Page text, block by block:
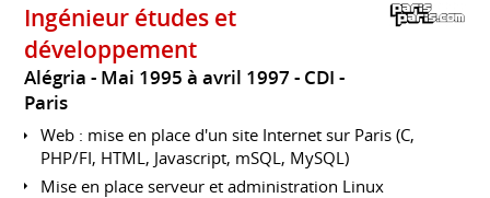
Ingénieur études et
développement
Alégria Mai 1995 à avril 1997 CDI
Paris
Web : mise en place d'un site Internet sur Paris (C,
PHP/FI, HTML, Javascript, mSQL, MySQL)
Mise en place serveur et administration Linux